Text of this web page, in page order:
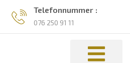
Telefonnummer :
076 250 91 11